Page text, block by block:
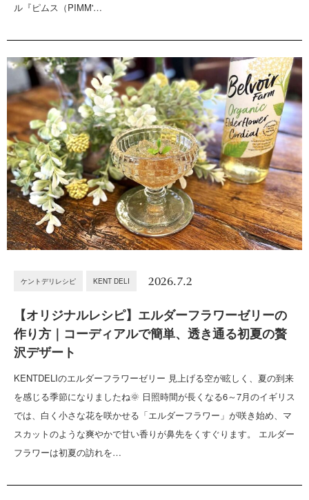
ル『ピムス（PIMM'…
ケントデリレシピ KENT DELI 2026.7.2
【オリジナルレシピ】エルダーフラワーゼリーの
作り方｜コーディアルで簡単、透き通る初夏の贅
沢デザート
KENTDELIのエルダーフラワーゼリー 見上げる空が眩しく、夏の到来
を感じる季節になりましたね🌞 日照時間が長くなる6～7月のイギリス
では、白く小さな花を咲かせる「エルダーフラワー」が咲き始め、マ
スカットのような爽やかで甘い香りが鼻先をくすぐります。 エルダー
フラワーは初夏の訪れを…